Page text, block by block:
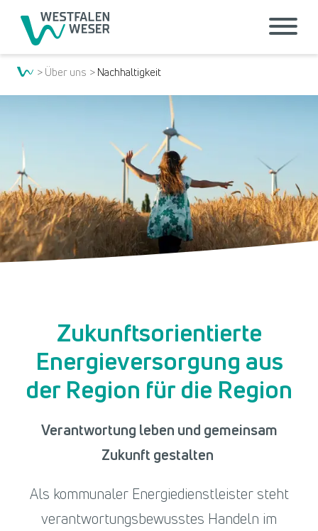
Über uns Nachhaltigkeit
Zukunftsorientierte
Energieversorgung aus
der Region für die Region
Verantwortung leben und gemeinsam
Zukunft gestalten
Als kommunaler Energiedienstleister steht
verantwortungsbewusstes Handeln im